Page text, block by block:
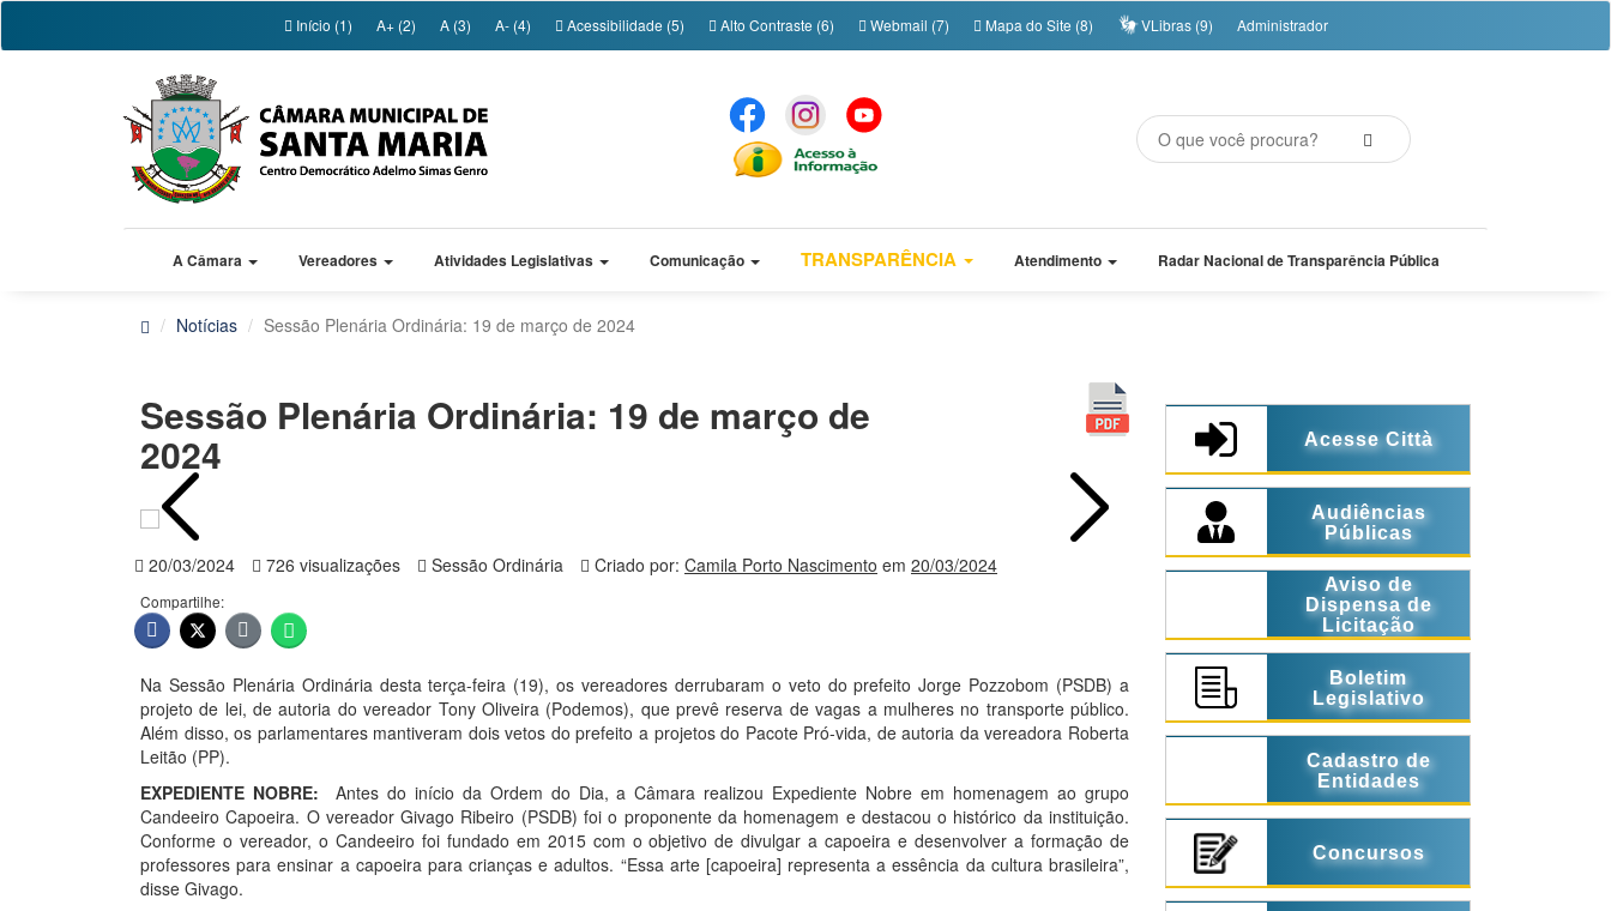
Início (1) A+ (2) A (3) A- (4) Acessibilidade (5) Alto Contraste (6) Webmail (7) Mapa do Site (8) VLibras (9) Administrador
A Câmara Vereadores Atividades Legislativas Comunicação TRANSPARÊNCIA Atendimento Radar Nacional de Transparência Pública
Notícias Sessão Plenária Ordinária: 19 de março de 2024
Sessão Plenária Ordinária: 19 de março de
2024
20/03/2024 726 visualizações Sessão Ordinária Criado por: Camila Porto Nascimento em 20/03/2024
Compartilhe:
Na Sessão Plenária Ordinária desta terça-feira (19), os vereadores derrubaram o veto do prefeito Jorge Pozzobom (PSDB) a
projeto de lei, de autoria do vereador Tony Oliveira (Podemos), que prevê reserva de vagas a mulheres no transporte público.
Além disso, os parlamentares mantiveram dois vetos do prefeito a projetos do Pacote Pró-vida, de autoria da vereadora Roberta
Leitão (PP).
EXPEDIENTE NOBRE: Antes do início da Ordem do Dia, a Câmara realizou Expediente Nobre em homenagem ao grupo
Candeeiro Capoeira. O vereador Givago Ribeiro (PSDB) foi o proponente da homenagem e destacou o histórico da instituição.
Conforme o vereador, o Candeeiro foi fundado em 2015 com o objetivo de divulgar a capoeira e desenvolver a formação de
professores para ensinar a capoeira para crianças e adultos. “Essa arte [capoeira] representa a essência da cultura brasileira”,
disse Givago.
Acesse Città
Audiências
Públicas
Aviso de
Dispensa de
Licitação
Boletim
Legislativo
Cadastro de
Entidades
Concursos